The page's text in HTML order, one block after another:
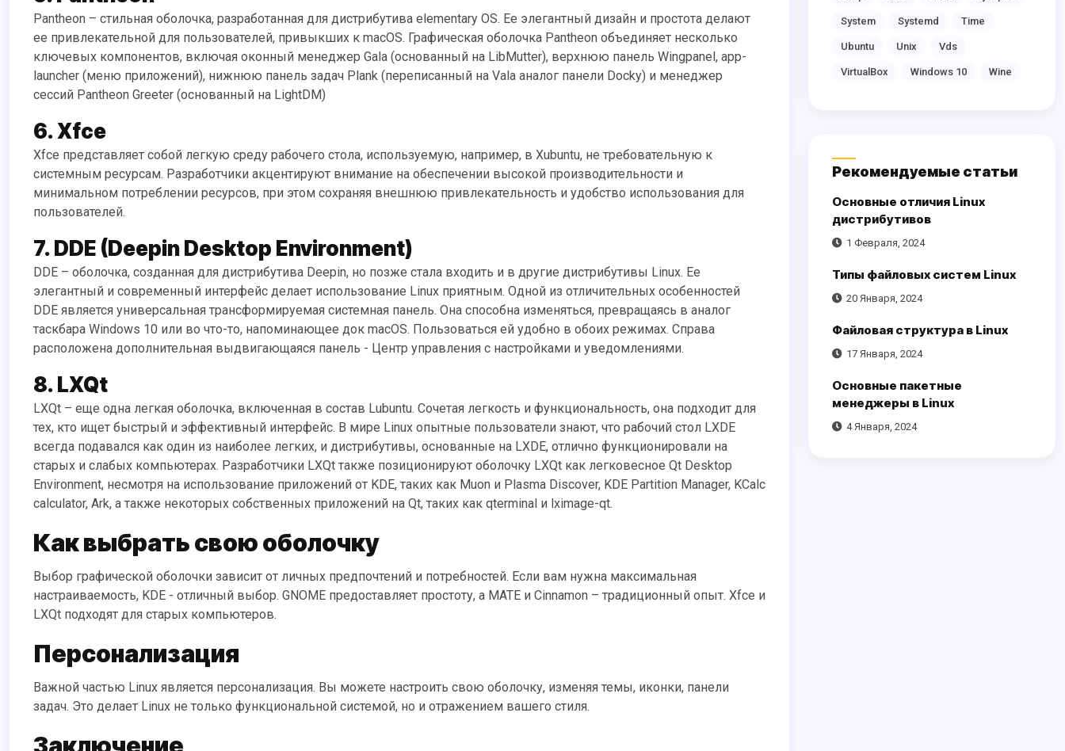
Pantheon – стильная оболочка, разработанная для дистрибутива elementary OS. Ее элегантный дизайн и простота делают
ее привлекательной для пользователей, привыкших к macOS. Графическая оболочка Pantheon объединяет несколько
ключевых компонентов, включая оконный менеджер Gala (основанный на LibMutter), верхнюю панель Wingpanel, app-
launcher (меню приложений), нижнюю панель задач Plank (переписанный на Vala аналог панели Docky) и менеджер
сессий Pantheon Greeter (основанный на LightDM)
6. Xfce
Xfce представляет собой легкую среду рабочего стола, используемую, например, в Xubuntu, не требовательную к
системным ресурсам. Разработчики акцентируют внимание на обеспечении высокой производительности и
минимальном потреблении ресурсов, при этом сохраняя внешнюю привлекательность и удобство использования для
пользователей.
7. DDE (Deepin Desktop Environment)
DDE – оболочка, созданная для дистрибутива Deepin, но позже стала входить и в другие дистрибутивы Linux. Ее
элегантный и современный интерфейс делает использование Linux приятным. Одной из отличительных особенностей
DDE является универсальная трансформируемая системная панель. Она способна изменяться, превращаясь в аналог
таскбара Windows 10 или во что-то, напоминающее док macOS. Пользоваться ей удобно в обоих режимах. Справа
расположена дополнительная выдвигающаяся панель - Центр управления с настройками и уведомлениями.
8. LXQt
LXQt – еще одна легкая оболочка, включенная в состав Lubuntu. Сочетая легкость и функциональность, она подходит для
тех, кто ищет быстрый и эффективный интерфейс. В мире Linux опытные пользователи знают, что рабочий стол LXDE
всегда подавался как один из наиболее легких, и дистрибутивы, основанные на LXDE, отлично функционировали на
старых и слабых компьютерах. Разработчики LXQt также позиционируют оболочку LXQt как легковесное Qt Desktop
Environment, несмотря на использование приложений от KDE, таких как Muon и Plasma Discover, KDE Partition Manager, KCalc
calculator, Ark, а также некоторых собственных приложений на Qt, таких как qterminal и lximage-qt.
Как выбрать свою оболочку
Выбор графической оболочки зависит от личных предпочтений и потребностей. Если вам нужна максимальная
настраиваемость, KDE - отличный выбор. GNOME предоставляет простоту, а MATE и Cinnamon – традиционный опыт. Xfce и
LXQt подходят для старых компьютеров.
Персонализация
Важной частью Linux является персонализация. Вы можете настроить свою оболочку, изменяя темы, иконки, панели
задач. Это делает Linux не только функциональной системой, но и отражением вашего стиля.
System Systemd Time
Ubuntu Unix Vds
VirtualBox Windows 10 Wine
Рекомендуемые статьи
Основные отличия Linux
дистрибутивов
1 Февраля, 2024
Типы файловых систем Linux
20 Января, 2024
Файловая структура в Linux
17 Января, 2024
Основные пакетные
менеджеры в Linux
4 Января, 2024